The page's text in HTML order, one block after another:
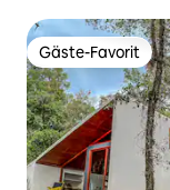
Gäste-Favorit
Gäste-Favorit